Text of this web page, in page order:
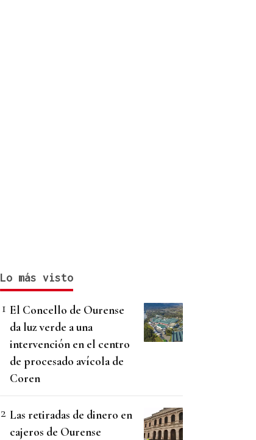
Lo más visto
El Concello de Ourense
da luz verde a una
intervención en el centro
de procesado avícola de
Coren
Las retiradas de dinero en
cajeros de Ourense